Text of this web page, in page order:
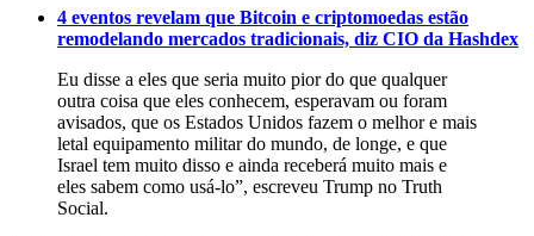
4 eventos revelam que Bitcoin e criptomoedas estão
remodelando mercados tradicionais, diz CIO da Hashdex
Eu disse a eles que seria muito pior do que qualquer
outra coisa que eles conhecem, esperavam ou foram
avisados, que os Estados Unidos fazem o melhor e mais
letal equipamento militar do mundo, de longe, e que
Israel tem muito disso e ainda receberá muito mais e
eles sabem como usá-lo”, escreveu Trump no Truth
Social.